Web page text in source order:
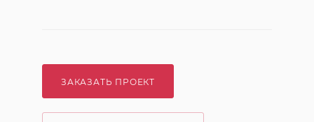
ЗАКАЗАТЬ ПРОЕКТ